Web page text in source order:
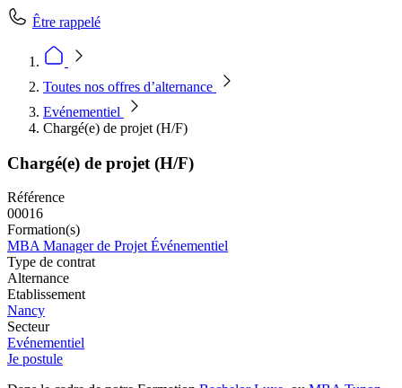
Être rappelé
Toutes nos offres d’alternance
Evénementiel
Chargé(e) de projet (H/F)
Chargé(e) de projet (H/F)
Référence
00016
Formation(s)
MBA Manager de Projet Événementiel
Type de contrat
Alternance
Etablissement
Nancy
Secteur
Evénementiel
Je postule